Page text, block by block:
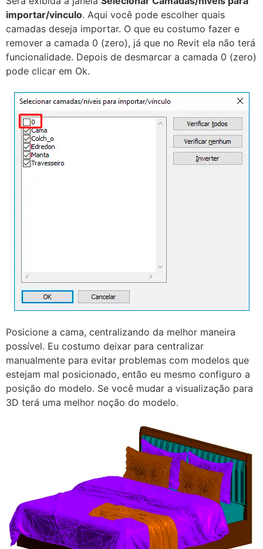
importar/vinculo. Aqui você pode escolher quais
camadas deseja importar. O que eu costumo fazer e
remover a camada 0 (zero), já que no Revit ela não terá
funcionalidade. Depois de desmarcar a camada 0 (zero)
pode clicar em Ok.
Posicione a cama, centralizando da melhor maneira
possível. Eu costumo deixar para centralizar
manualmente para evitar problemas com modelos que
estejam mal posicionado, então eu mesmo configuro a
posição do modelo. Se você mudar a visualização para
3D terá uma melhor noção do modelo.